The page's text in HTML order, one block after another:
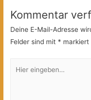
Kommentar
Deine E-Mail-Adresse
Felder sind mit * markiert
eingeben…